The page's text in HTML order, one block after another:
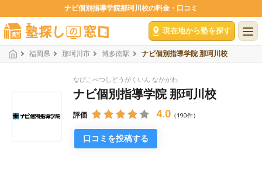
ナビ個別指導学院那珂川校の料金・口コミ
現在地から塾を探す
福岡県 那珂川市 博多南駅 ナビ個別指導学院 那珂川校
なびこべつしどうがくいん なかがわ
ナビ個別指導学院 那珂川校
評価 4.0 （190件）
口コミを投稿する